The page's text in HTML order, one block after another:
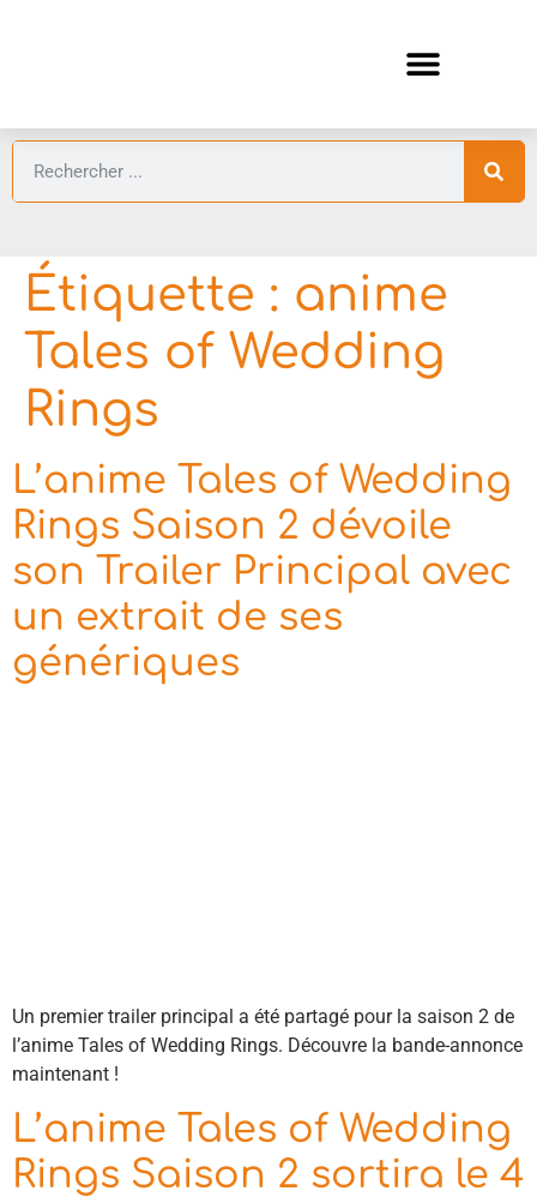
Étiquette : anime
Tales of Wedding
Rings
L’anime Tales of Wedding
Rings Saison 2 dévoile
son Trailer Principal avec
un extrait de ses
génériques
Un premier trailer principal a été partagé pour la saison 2 de
l’anime Tales of Wedding Rings. Découvre la bande-annonce
maintenant !
L’anime Tales of Wedding
Rings Saison 2 sortira le 4